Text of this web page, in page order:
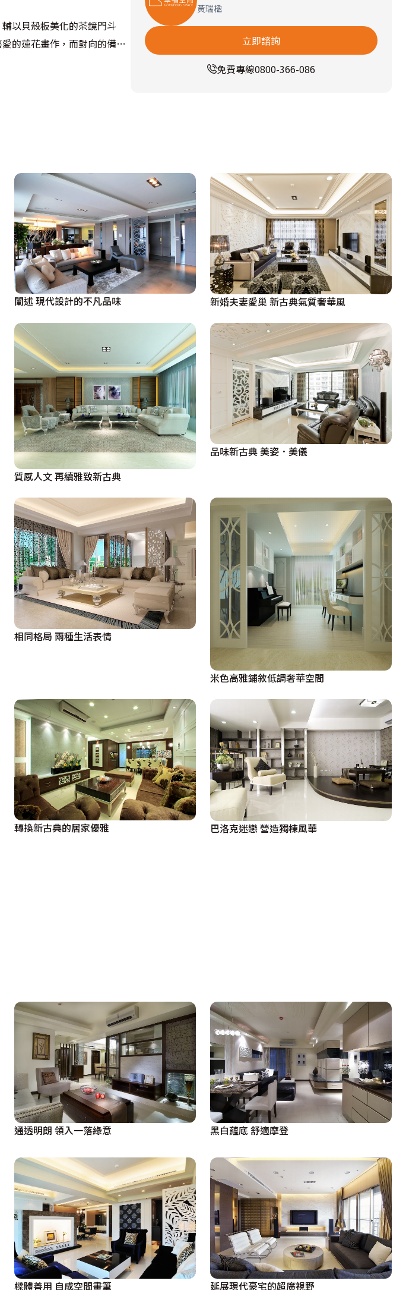
以貝殼板美化的茶鏡門斗
的蓮花畫作，而對向的備餐
染人文底蘊。迎著清朗日照
整體人文氣質。
家具、寢飾上，甚至克服施
黃瑞楹
立即諮詢
免費專線0800-366-086
闡述 現代設計的不凡品味 新婚夫妻愛巢 新古典氣質奢華風
質感人文 再續雅致新古典
品味新古典 美姿．美儀
相同格局 兩種生活表情
米色高雅鋪敘低調奢華空間
轉換新古典的居家優雅 巴洛克迷戀 營造獨棟風華
通透明朗 領入一落綠意 黑白蘊底 舒適摩登
樑體善用 自成空間畫筆 延展現代豪宅的超廣視野